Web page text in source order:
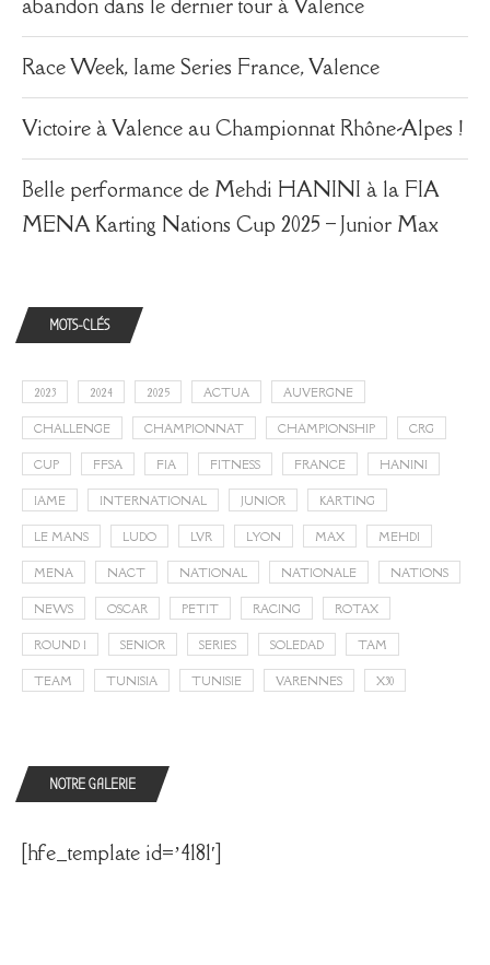
Race Week, Iame Series France, Valence
Victoire à Valence au Championnat Rhône-Alpes !
Belle performance de Mehdi HANINI à la FIA
MENA Karting Nations Cup 2025 – Junior Max
MOTS-CLÉS
2023 2024 2025 ACTUA AUVERGNE
CHALLENGE CHAMPIONNAT CHAMPIONSHIP CRG
CUP FFSA FIA FITNESS FRANCE HANINI
IAME INTERNATIONAL JUNIOR KARTING
LE MANS LUDO LVR LYON MAX MEHDI
MENA NACT NATIONAL NATIONALE NATIONS
NEWS OSCAR PETIT RACING ROTAX
ROUND 1 SENIOR SERIES SOLEDAD TAM
TEAM TUNISIA TUNISIE VARENNES X30
NOTRE GALERIE
[hfe_template id=’4181′]